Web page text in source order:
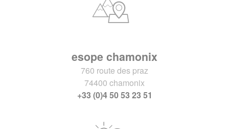
esope chamonix
760 route des praz
74400 chamonix
+33 (0)4 50 53 23 51